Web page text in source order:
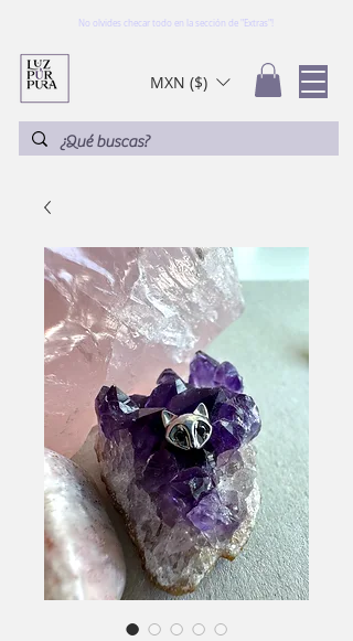
No olvides checar todo en la sección de "Extras"!
MXN ($)